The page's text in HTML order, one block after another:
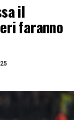
il
faranno